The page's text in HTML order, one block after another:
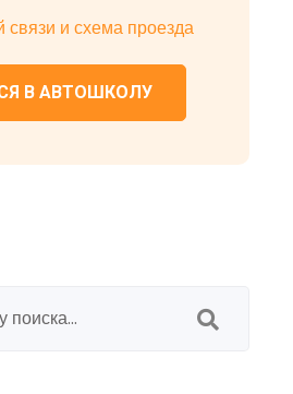
и схема проезда
В АВТОШКОЛУ